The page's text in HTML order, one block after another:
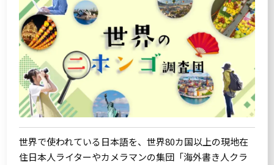
世界で使われている日本語を、世界80カ国以上の現地在
住日本人ライターやカメラマンの集団「海外書き人クラ